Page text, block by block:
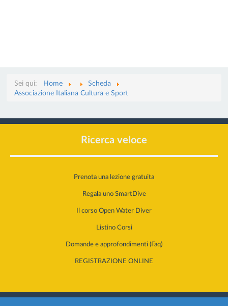
Sei qui: Home
Scheda
Associazione Italiana Cultura e Sport
Ricerca veloce
Prenota una lezione gratuita
Regala uno SmartDive
Il corso Open Water Diver
Listino Corsi
Domande e approfondimenti (Faq)
REGISTRAZIONE ONLINE